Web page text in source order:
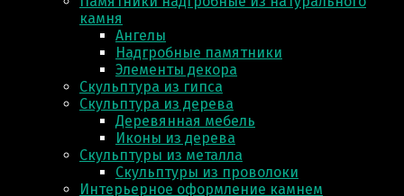
камня
Ангелы
Надгробные памятники
Элементы декора
Скульптура из гипса
Скульптура из деревa
Деревянная мебель
Иконы из дерева
Скульптуры из металла
Скульптуры из проволоки
Интерьерное оформление камнем